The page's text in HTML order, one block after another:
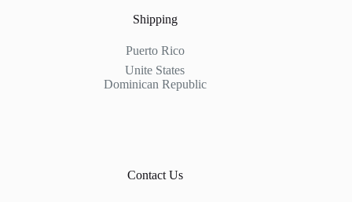
Shipping
Puerto Rico
Unite States
Dominican Republic
Contact Us